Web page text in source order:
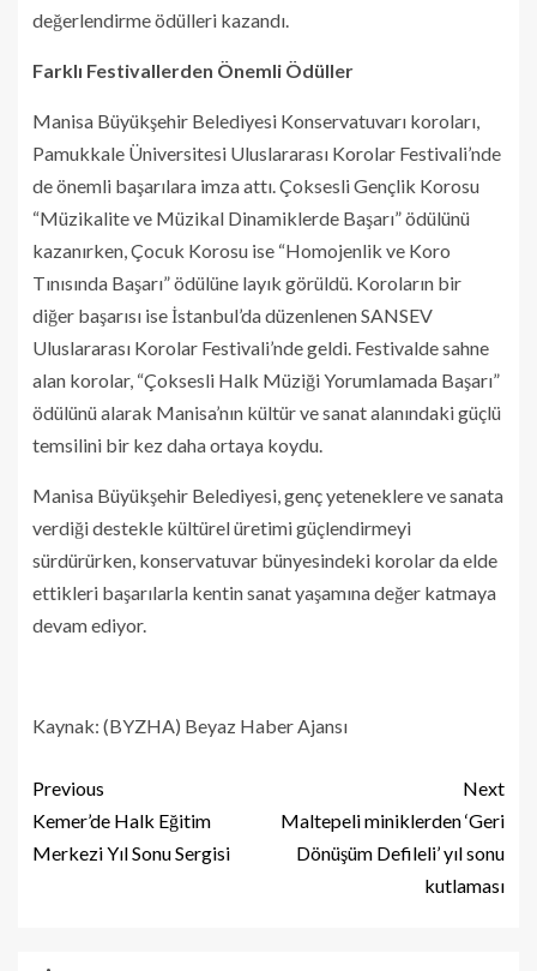
değerlendirme ödülleri kazandı.
Farklı Festivallerden Önemli Ödüller
Manisa Büyükşehir Belediyesi Konservatuvarı koroları,
Pamukkale Üniversitesi Uluslararası Korolar Festivali’nde
de önemli başarılara imza attı. Çoksesli Gençlik Korosu
“Müzikalite ve Müzikal Dinamiklerde Başarı” ödülünü
kazanırken, Çocuk Korosu ise “Homojenlik ve Koro
Tınısında Başarı” ödülüne layık görüldü. Koroların bir
diğer başarısı ise İstanbul’da düzenlenen SANSEV
Uluslararası Korolar Festivali’nde geldi. Festivalde sahne
alan korolar, “Çoksesli Halk Müziği Yorumlamada Başarı”
ödülünü alarak Manisa’nın kültür ve sanat alanındaki güçlü
temsilini bir kez daha ortaya koydu.
Manisa Büyükşehir Belediyesi, genç yeteneklere ve sanata
verdiği destekle kültürel üretimi güçlendirmeyi
sürdürürken, konservatuvar bünyesindeki korolar da elde
ettikleri başarılarla kentin sanat yaşamına değer katmaya
devam ediyor.
Kaynak: (BYZHA) Beyaz Haber Ajansı
Previous
Kemer’de Halk Eğitim
Merkezi Yıl Sonu Sergisi
Next
Maltepeli miniklerden ‘Geri
Dönüşüm Defileli’ yıl sonu
kutlaması